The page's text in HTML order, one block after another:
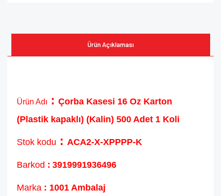
Ürün Açıklaması
Ürün Adı : Çorba Kasesi 16 Oz Karton
(Plastik kapaklı) (Kalin) 500 Adet 1 Koli
Stok kodu : ACA2-X-XPPPP-K
Barkod : 3919991936496
Marka : 1001 Ambalaj